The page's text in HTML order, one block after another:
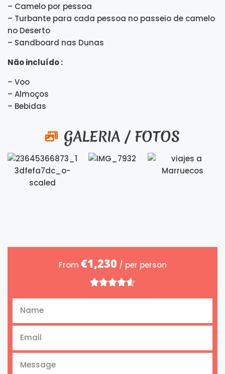
– Camelo por pessoa
– Turbante para cada pessoa no passeio de camelo
no Deserto
– Sandboard nas Dunas
Não incluído :
– Voo
– Almoços
– Bebidas
GALERIA / FOTOS
From €1,230 / per person
